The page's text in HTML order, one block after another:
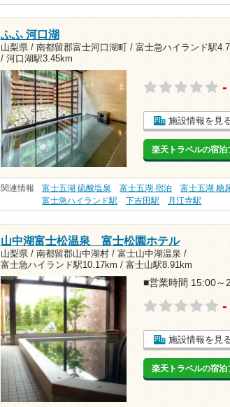
ふふ 河口湖
山梨県 / 南都留郡富士河口湖町 / 富士急ハイランド駅
/ 河口湖駅3.45km
-
施設情報を見
楽天トラベルの宿泊
関連情報 富士五湖 硫酸塩泉 富士五湖 宿泊 富士五湖 糖
富士急ハイランド駅
下吉田駅 月江寺駅
山中湖富士松温泉 富士松園ホテル
山梨県 / 南都留郡山中湖村 / 富士山中湖温泉 /
富士急ハイランド駅10.17km / 富士山駅8.91km
■営業時間 15:00～
-
施設情報を見
楽天トラベルの宿泊